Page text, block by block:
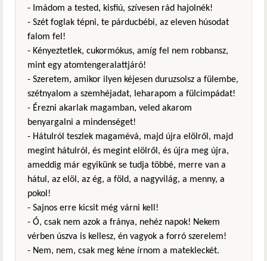
- Imádom a tested, kisfiú, szívesen rád hajolnék!
- Szét foglak tépni, te párducbébi, az eleven húsodat
falom fel!
- Kényeztetlek, cukormókus, amíg fel nem robbansz,
mint egy atomtengeralattjáró!
- Szeretem, amikor ilyen kéjesen duruzsolsz a fülembe,
szétnyalom a szemhéjadat, leharapom a fülcimpádat!
- Érezni akarlak magamban, veled akarom
benyargalni a mindenséget!
- Hátulról teszlek magamévá, majd újra elölről, majd
megint hátulról, és megint elölről, és újra meg újra,
ameddig már egyikünk se tudja többé, merre van a
hátul, az elöl, az ég, a föld, a nagyvilág, a menny, a
pokol!
- Sajnos erre kicsit még várni kell!
- Ó, csak nem azok a fránya, nehéz napok! Nekem
vérben úszva is kellesz, én vagyok a forró szerelem!
- Nem, nem, csak meg kéne írnom a matekleckét.